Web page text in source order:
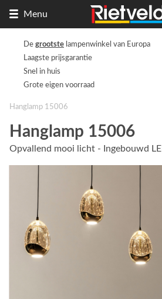
Menu
De grootste lampenwinkel van Europa
Laagste prijsgarantie
Snel in huis
Grote eigen voorraad
Hanglamp 15006
Hanglamp 15006
Opvallend mooi licht - Ingebouwd